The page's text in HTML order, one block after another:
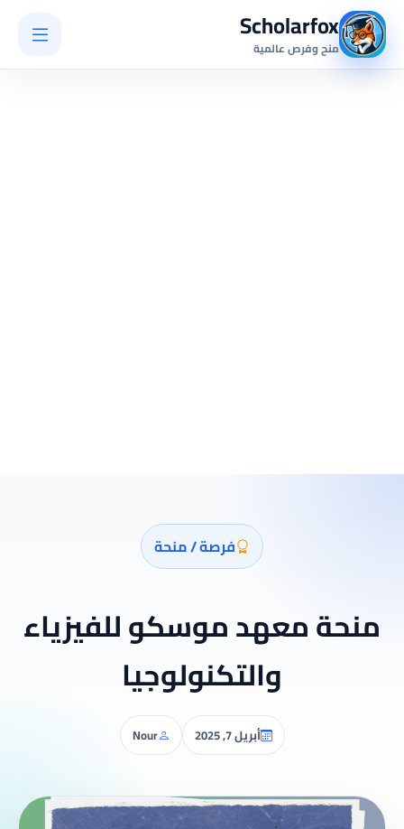
Scholarfox
منح وفرص عالمية
فرصة / منحة
منحة معهد موسكو للفيزياء
والتكنولوجيا
أبريل 7, 2025 Nour